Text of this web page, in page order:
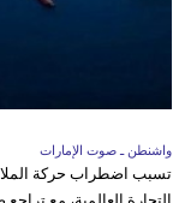
واشنطن ـ صوت الإمارات
تسبب اضطراب حركة